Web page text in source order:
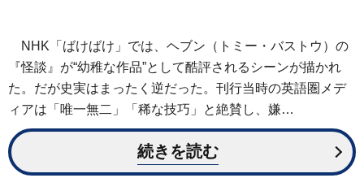
NHK「ばけばけ」では、ヘブン（トミー・バストウ）の
『怪談』が“幼稚な作品”として酷評されるシーンが描かれ
た。だが史実はまったく逆だった。刊行当時の英語圏メデ
ィアは「唯一無二」「稀な技巧」と絶賛し、嫌…
続きを読む